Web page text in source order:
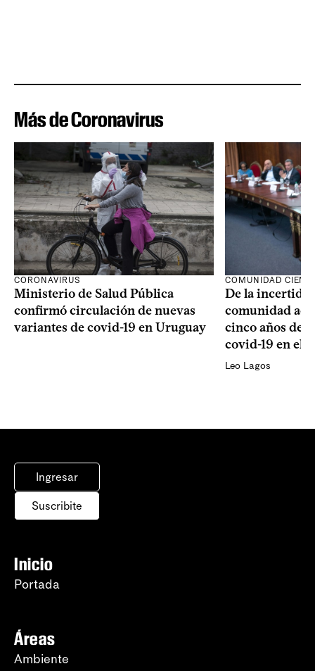
Más de Coronavirus
CORONAVIRUS
Ministerio de Salud Pública
confirmó circulación de nuevas
variantes de covid-19 en Uruguay
COMUNIDAD
De la
comunidad
cinco años de
covid-19 en el
Leo Lagos
Ingresar
Suscribite
Inicio
Portada
Áreas
Ambiente